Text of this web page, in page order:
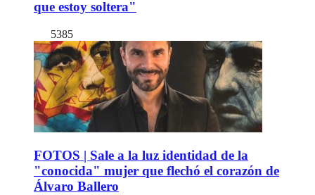
que estoy soltera"
5385
FOTOS | Sale a la luz identidad de la
"conocida" mujer que flechó el corazón de
Álvaro Ballero